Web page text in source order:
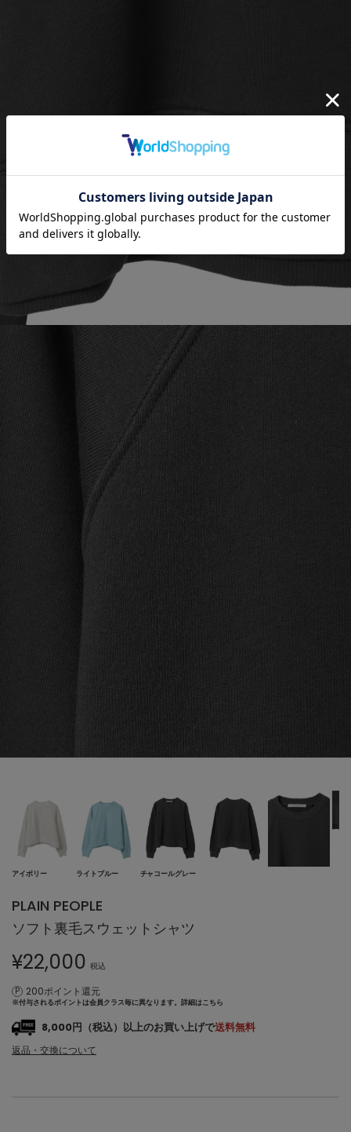
アイボリー ライトブルー チャコールグレー
PLAIN PEOPLE
ソフト裏毛スウェットシャツ
¥22,000 税込
200ポイント還元
※付与されるポイントは会員クラス毎に異なります。 詳細はこちら
8,000円（税込）以上のお買い上げで送料無料
返品・交換について